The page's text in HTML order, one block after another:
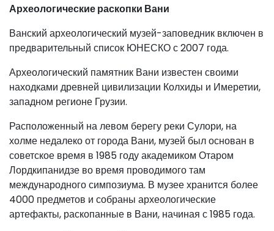
Археологические раскопки Вани
Ванский археологический музей-заповедник включен в
предварительный список ЮНЕСКО с 2007 года.
Археологический памятник Вани известен своими
находками древней цивилизации Колхиды и Имеретии,
западном регионе Грузии.
Расположенный на левом берегу реки Сулори, на
холме недалеко от города Вани, музей был основан в
советское время в 1985 году академиком Отаром
Лордкипанидзе во время проводимого там
международного симпозиума. В музее хранится более
4000 предметов и собраны археологические
артефакты, раскопанные в Вани, начиная с 1985 года.